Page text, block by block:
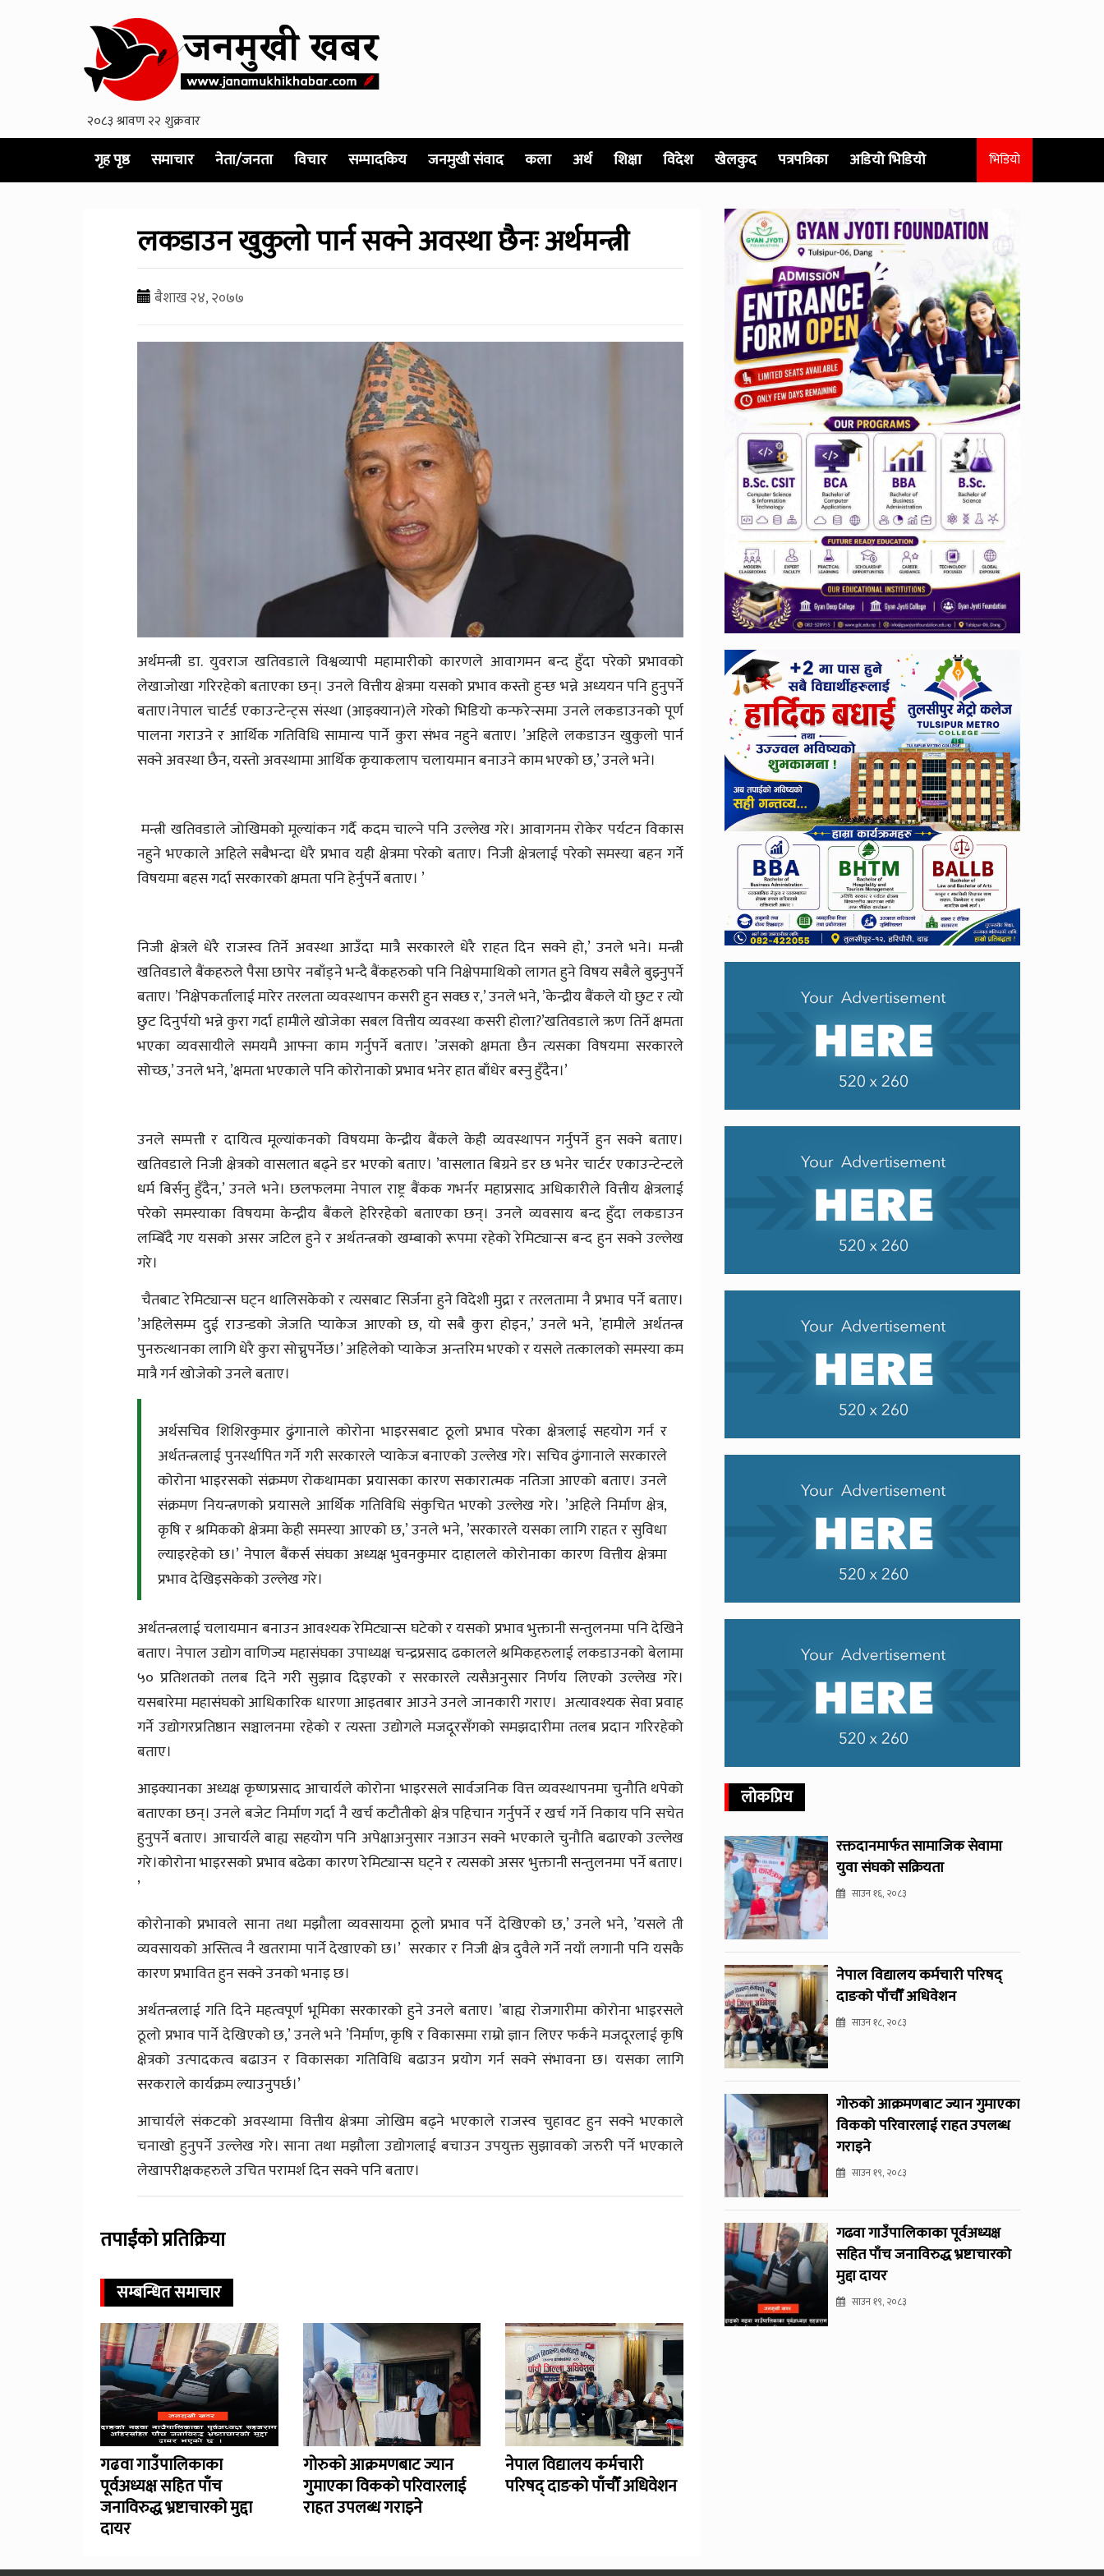
गृह पृष्ठ समाचार नेता/जनता विचार सम्पादकिय जनमुखी संवाद कला अर्थ शिक्षा विदेश खेलकुद पत्रपत्रिका अडियो भिडियो भिडियो
लकडाउन खुकुलो पार्न सक्ने अवस्था छैनः अर्थमन्त्री
बैशाख २४, २०७७
अर्थमन्त्री डा. युवराज खतिवडाले विश्वव्यापी महामारीको कारणले आवागमन बन्द हुँदा परेको प्रभावको
लेखाजोखा गरिरहेको बताएका छन्। उनले वित्तीय क्षेत्रमा यसको प्रभाव कस्तो हुन्छ भन्ने अध्ययन पनि हुनुपर्ने
बताए।नेपाल चार्टर्ड एकाउन्टेन्ट्स संस्था (आइक्यान)ले गरेको भिडियो कन्फरेन्समा उनले लकडाउनको पूर्ण
पालना गराउने र आर्थिक गतिविधि सामान्य पार्ने कुरा संभव नहुने बताए। ’अहिले लकडाउन खुकुलो पार्न
सक्ने अवस्था छैन, यस्तो अवस्थामा आर्थिक कृयाकलाप चलायमान बनाउने काम भएको छ,’ उनले भने।
मन्त्री खतिवडाले जोखिमको मूल्यांकन गर्दै कदम चाल्ने पनि उल्लेख गरे। आवागनम रोकेर पर्यटन विकास
नहुने भएकाले अहिले सबैभन्दा धेरै प्रभाव यही क्षेत्रमा परेको बताए। निजी क्षेत्रलाई परेको समस्या बहन गर्ने
विषयमा बहस गर्दा सरकारको क्षमता पनि हेर्नुपर्ने बताए। ’
निजी क्षेत्रले धेरै राजस्व तिर्ने अवस्था आउँदा मात्रै सरकारले धेरै राहत दिन सक्ने हो,’ उनले भने। मन्त्री
खतिवडाले बैंकहरुले पैसा छापेर नबाँड्ने भन्दै बैंकहरुको पनि निक्षेपमाथिको लागत हुने विषय सबैले बुझ्नुपर्ने
बताए। ’निक्षेपकर्तालाई मारेर तरलता व्यवस्थापन कसरी हुन सक्छ र,’ उनले भने, ’केन्द्रीय बैंकले यो छुट र त्यो
छुट दिनुर्पयो भन्ने कुरा गर्दा हामीले खोजेका सबल वित्तीय व्यवस्था कसरी होला?’खतिवडाले ऋण तिर्ने क्षमता
भएका व्यवसायीले समयमै आफ्ना काम गर्नुपर्ने बताए। ’जसको क्षमता छैन त्यसका विषयमा सरकारले
सोच्छ,’ उनले भने, ’क्षमता भएकाले पनि कोरोनाको प्रभाव भनेर हात बाँधेर बस्नु हुँदैन।’
उनले सम्पत्ती र दायित्व मूल्यांकनको विषयमा केन्द्रीय बैंकले केही व्यवस्थापन गर्नुपर्ने हुन सक्ने बताए।
खतिवडाले निजी क्षेत्रको वासलात बढ्ने डर भएको बताए। ’वासलात बिग्रने डर छ भनेर चार्टर एकाउन्टेन्टले
धर्म बिर्सनु हुँदैन,’ उनले भने। छलफलमा नेपाल राष्ट्र बैंकक गभर्नर महाप्रसाद अधिकारीले वित्तीय क्षेत्रलाई
परेको समस्याका विषयमा केन्द्रीय बैंकले हेरिरहेको बताएका छन्। उनले व्यवसाय बन्द हुँदा लकडाउन
लम्बिँदै गए यसको असर जटिल हुने र अर्थतन्त्रको खम्बाको रूपमा रहेको रेमिट्यान्स बन्द हुन सक्ने उल्लेख
गरे।
चैतबाट रेमिट्यान्स घट्न थालिसकेको र त्यसबाट सिर्जना हुने विदेशी मुद्रा र तरलतामा नै प्रभाव पर्ने बताए।
’अहिलेसम्म दुई राउन्डको जेजति प्याकेज आएको छ, यो सबै कुरा होइन,’ उनले भने, ’हामीले अर्थतन्त्र
पुनरुत्थानका लागि धेरै कुरा सोच्नुपर्नेछ।’ अहिलेको प्याकेज अन्तरिम भएको र यसले तत्कालको समस्या कम
मात्रै गर्न खोजेको उनले बताए।
अर्थसचिव शिशिरकुमार ढुंगानाले कोरोना भाइरसबाट ठूलो प्रभाव परेका क्षेत्रलाई सहयोग गर्न र
अर्थतन्त्रलाई पुनर्स्थापित गर्ने गरी सरकारले प्याकेज बनाएको उल्लेख गरे। सचिव ढुंगानाले सरकारले
कोरोना भाइरसको संक्रमण रोकथामका प्रयासका कारण सकारात्मक नतिजा आएको बताए। उनले
संक्रमण नियन्त्रणको प्रयासले आर्थिक गतिविधि संकुचित भएको उल्लेख गरे। ’अहिले निर्माण क्षेत्र,
कृषि र श्रमिकको क्षेत्रमा केही समस्या आएको छ,’ उनले भने, ’सरकारले यसका लागि राहत र सुविधा
ल्याइरहेको छ।’ नेपाल बैंकर्स संघका अध्यक्ष भुवनकुमार दाहालले कोरोनाका कारण वित्तीय क्षेत्रमा
प्रभाव देखिइसकेको उल्लेख गरे।
अर्थतन्त्रलाई चलायमान बनाउन आवश्यक रेमिट्यान्स घटेको र यसको प्रभाव भुक्तानी सन्तुलनमा पनि देखिने
बताए। नेपाल उद्योग वाणिज्य महासंघका उपाध्यक्ष चन्द्रप्रसाद ढकालले श्रमिकहरुलाई लकडाउनको बेलामा
५० प्रतिशतको तलब दिने गरी सुझाव दिइएको र सरकारले त्यसैअनुसार निर्णय लिएको उल्लेख गरे।
यसबारेमा महासंघको आधिकारिक धारणा आइतबार आउने उनले जानकारी गराए। अत्यावश्यक सेवा प्रवाह
गर्ने उद्योगरप्रतिष्ठान सञ्चालनमा रहेको र त्यस्ता उद्योगले मजदूरसँगको समझदारीमा तलब प्रदान गरिरहेको
बताए।
आइक्यानका अध्यक्ष कृष्णप्रसाद आचार्यले कोरोना भाइरसले सार्वजनिक वित्त व्यवस्थापनमा चुनौति थपेको
बताएका छन्। उनले बजेट निर्माण गर्दा नै खर्च कटौतीको क्षेत्र पहिचान गर्नुपर्ने र खर्च गर्ने निकाय पनि सचेत
हुनुपर्ने बताए। आचार्यले बाह्य सहयोग पनि अपेक्षाअनुसार नआउन सक्ने भएकाले चुनौति बढाएको उल्लेख
गरे।कोरोना भाइरसको प्रभाव बढेका कारण रेमिट्यान्स घट्ने र त्यसको असर भुक्तानी सन्तुलनमा पर्ने बताए।
’
कोरोनाको प्रभावले साना तथा मझौला व्यवसायमा ठूलो प्रभाव पर्ने देखिएको छ,’ उनले भने, ’यसले ती
व्यवसायको अस्तित्व नै खतरामा पार्ने देखाएको छ।’ सरकार र निजी क्षेत्र दुवैले गर्ने नयाँ लगानी पनि यसकै
कारण प्रभावित हुन सक्ने उनको भनाइ छ।
अर्थतन्त्रलाई गति दिने महत्वपूर्ण भूमिका सरकारको हुने उनले बताए। ’बाह्य रोजगारीमा कोरोना भाइरसले
ठूलो प्रभाव पार्ने देखिएको छ,’ उनले भने ’निर्माण, कृषि र विकासमा राम्रो ज्ञान लिएर फर्कने मजदूरलाई कृषि
क्षेत्रको उत्पादकत्व बढाउन र विकासका गतिविधि बढाउन प्रयोग गर्न सक्ने संभावना छ। यसका लागि
सरकराले कार्यक्रम ल्याउनुपर्छ।’
आचार्यले संकटको अवस्थामा वित्तीय क्षेत्रमा जोखिम बढ्ने भएकाले राजस्व चुहावट हुन सक्ने भएकाले
चनाखो हुनुपर्ने उल्लेख गरे। साना तथा मझौला उद्योगलाई बचाउन उपयुक्त सुझावको जरुरी पर्ने भएकाले
लेखापरीक्षकहरुले उचित परामर्श दिन सक्ने पनि बताए।
तपाईंको प्रतिक्रिया
सम्बन्धित समाचार
गढवा गाउँपालिकाका
पूर्वअध्यक्ष सहित पाँच
जनाविरुद्ध भ्रष्टाचारको मुद्दा
दायर
गोरुको आक्रमणबाट ज्यान
गुमाएका विकको परिवारलाई
राहत उपलब्ध गराइने
नेपाल विद्यालय कर्मचारी
परिषद् दाङको पाँचौँ अधिवेशन
लोकप्रिय
रक्तदानमार्फत सामाजिक सेवामा
युवा संघको सक्रियता
साउन १६, २०८३
नेपाल विद्यालय कर्मचारी परिषद्
दाङको पाँचौँ अधिवेशन
साउन १८, २०८३
गोरुको आक्रमणबाट ज्यान गुमाएका
विकको परिवारलाई राहत उपलब्ध
गराइने
साउन १९, २०८३
गढवा गाउँपालिकाका पूर्वअध्यक्ष
सहित पाँच जनाविरुद्ध भ्रष्टाचारको
मुद्दा दायर
साउन १९, २०८३